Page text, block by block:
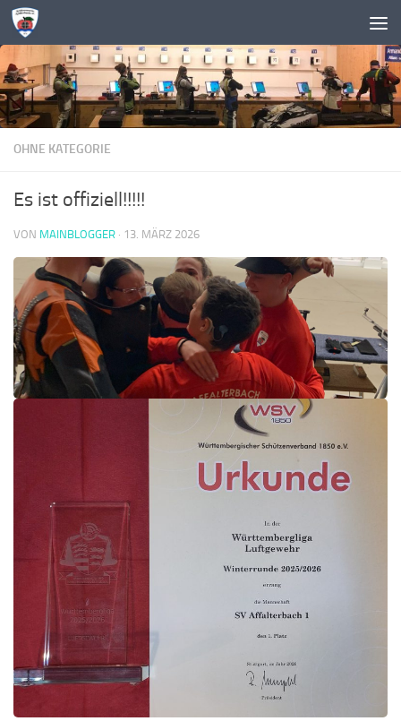
Zum Inhalt springen
OHNE KATEGORIE
Es ist offiziell!!!!!
VON MAINBLOGGER · 13. MÄRZ 2026